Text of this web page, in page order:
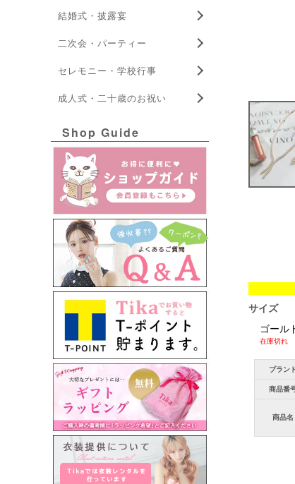
結婚式・披露宴
二次会・パーティー
セレモニー・学校行事
成人式・二十歳のお祝い
Shop Guide
サイズ
ゴール
在庫切れ
ブラン
商品番
商品名